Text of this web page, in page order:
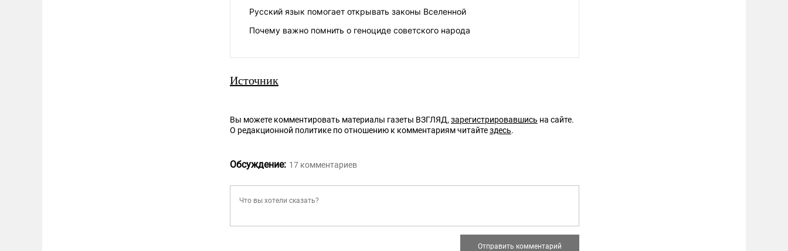
Русский язык помогает открывать законы Вселенной
Почему важно помнить о геноциде советского народа
Источник
Вы можете комментировать материалы газеты ВЗГЛЯД, зарегистрировавшись на сайте.
О редакционной политике по отношению к комментариям читайтездесь.
Обсуждение: 17 комментариев